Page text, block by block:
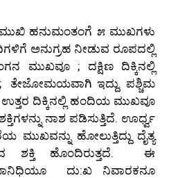
ಹನುಮಂತಂಗೆ ೫ ಮುಖಗಳು
ಅನುಗ್ರಹ ನೀಡುವ ರೂಪದಲ್ಲಿ
ಮುಖವೂ ; ದಕ್ಷಿಣ ದಿಕ್ಕಿನಲ್ಲಿ
ತೇಜೋಮಯವಾಗಿ ಇದ್ದು. ಪಶ್ಚಿಮ
ಉತ್ತರ ದಿಕ್ಕಿನಲ್ಲಿ ಹಂದಿಯ ಮುಖವೂ
ನಾಶ ಪಡಿಸುತ್ತಿದೆ. ಊರ್ಧ್ವ
ಮುಖವನ್ನು ಹೋಲುತ್ತಿದ್ದು ದೈತ್ಯ
ಶಕ್ತಿ ಹೊಂದಿರುತ್ತದೆ. ಈ
ದು:ಖ ನಿವಾರಕನೂ